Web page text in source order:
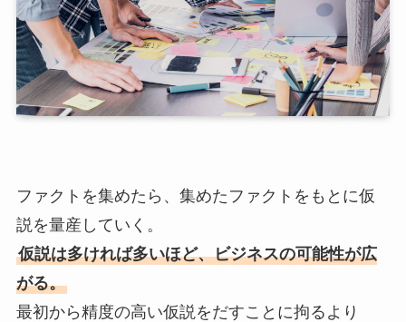
ファクトを集めたら、集めたファクトをもとに仮
説を量産していく。
仮説は多ければ多いほど、ビジネスの可能性が広
がる。
最初から精度の高い仮説をだすことに拘るより